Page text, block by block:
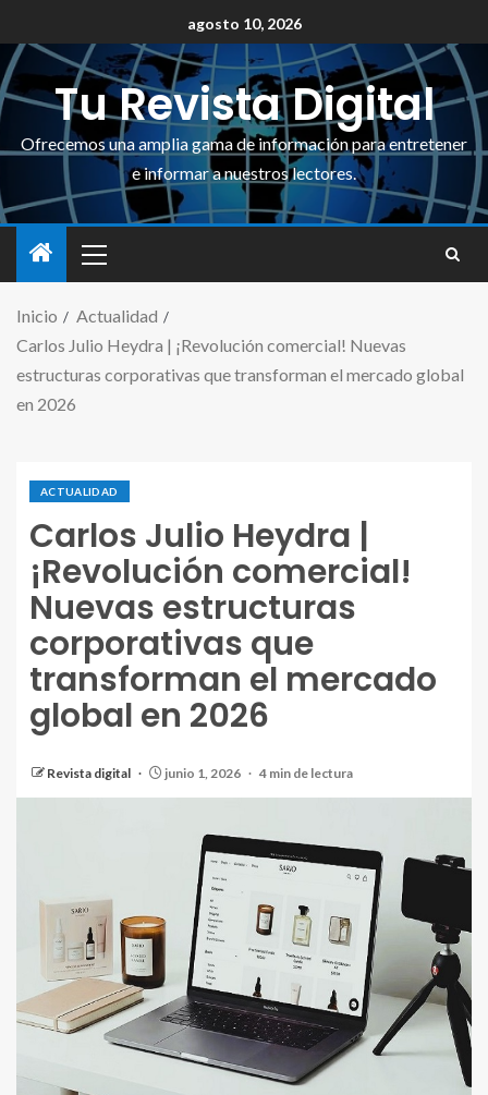
agosto 10, 2026
Tu Revista Digital
Ofrecemos una amplia gama de información para entretener
e informar a nuestros lectores.
Inicio
Actualidad
Carlos Julio Heydra | ¡Revolución comercial! Nuevas
estructuras corporativas que transforman el mercado global
en 2026
ACTUALIDAD
Carlos Julio Heydra |
¡Revolución comercial!
Nuevas estructuras
corporativas que
transforman el mercado
global en 2026
Revista digital junio 1, 2026 4 min de lectura